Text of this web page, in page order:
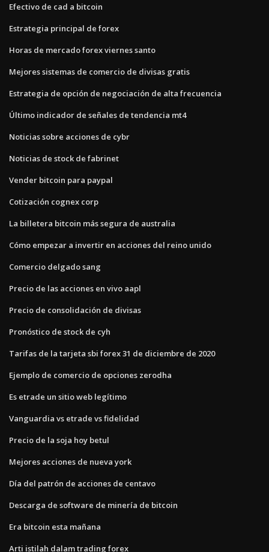
Efectivo de cad a bitcoin
Estrategia principal de forex
Horas de mercado forex viernes santo
Mejores sistemas de comercio de divisas gratis
Estrategia de opción de negociación de alta frecuencia
Último indicador de señales de tendencia mt4
Noticias sobre acciones de cybr
Noticias de stock de fabrinet
Vender bitcoin para paypal
Cotización cognex corp
La billetera bitcoin más segura de australia
Cómo empezar a invertir en acciones del reino unido
Comercio delgado sang
Precio de las acciones en vivo aapl
Precio de consolidación de divisas
Pronóstico de stock de cyh
Tarifas de la tarjeta sbi forex 31 de diciembre de 2020
Ejemplo de comercio de opciones zerodha
Es etrade un sitio web legítimo
Vanguardia vs etrade vs fidelidad
Precio de la soja hoy betul
Mejores acciones de nueva york
Día del patrón de acciones de centavo
Descarga de software de minería de bitcoin
Era bitcoin esta mañana
Arti istilah dalam trading forex